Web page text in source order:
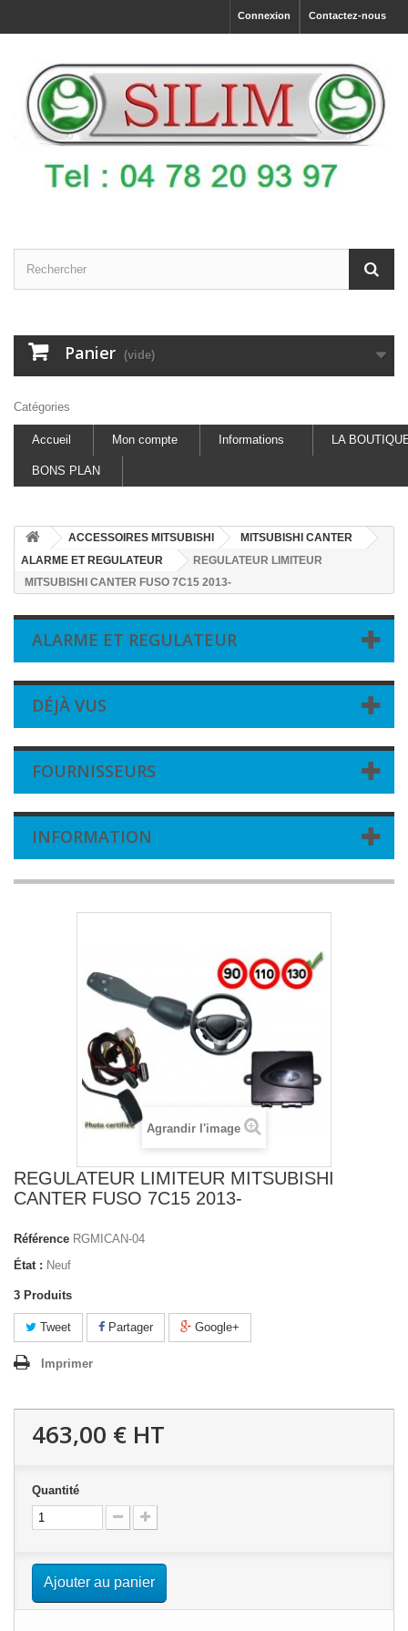
Contactez-nous
Connexion
Panier (vide)
Catégories
Accueil Mon compte Informations LA
BONS PLAN
ACCESSOIRES MITSUBISHI
MITSUBISHI CANTER
ALARME ET REGULATEUR
REGULATEUR LIMITEUR
MITSUBISHI CANTER FUSO 7C15 2013-
ALARME ET REGULATEUR
DÉJÀ VUS
FOURNISSEURS
INFORMATION
Agrandir l'image
REGULATEUR LIMITEUR MITSUBISHI
CANTER FUSO 7C15 2013-
Référence RGMICAN-04
État : Neuf
3 Produits
Tweet Partager Google+
Imprimer
463,00 € HT
Quantité
Ajouter au panier